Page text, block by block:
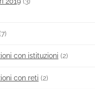
con istituzioni (2)
con reti (2)